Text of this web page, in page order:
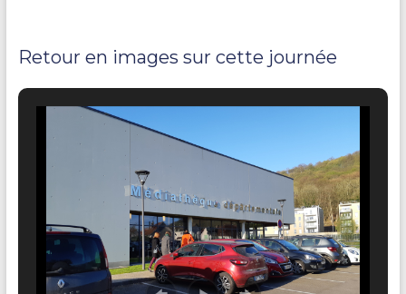
Retour en images sur cette journée